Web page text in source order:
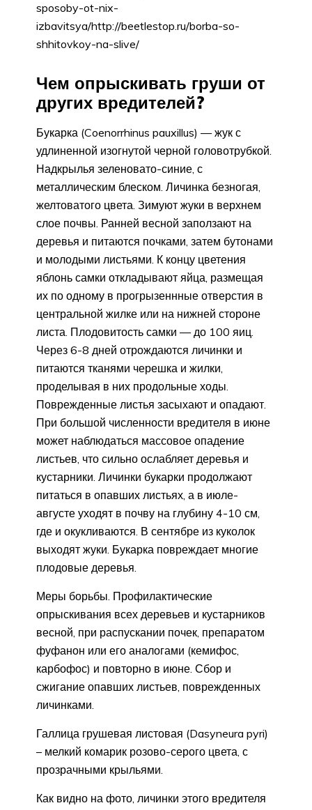
sposoby-ot-nix-
izbavitsya/http://beetlestop.ru/borba-so-
shhitovkoy-na-slive/
Чем опрыскивать груши от
других вредителей?
Букарка (Coenorrhinus pauxillus) — жук с
удлиненной изогнутой черной головотрубкой.
Надкрылья зеленовато-синие, с
металлическим блеском. Личинка безногая,
желтоватого цвета. Зимуют жуки в верхнем
слое почвы. Ранней весной заползают на
деревья и питаются почками, затем бутонами
и молодыми листьями. К концу цветения
яблонь самки откладывают яйца, размещая
их по одному в прогрызеннные отверстия в
центральной жилке или на нижней стороне
листа. Плодовитость самки — до 100 яиц.
Через 6-8 дней отрождаются личинки и
питаются тканями черешка и жилки,
проделывая в них продольные ходы.
Поврежденные листья засыхают и опадают.
При большой численности вредителя в июне
может наблюдаться массовое опадение
листьев, что сильно ослабляет деревья и
кустарники. Личинки букарки продолжают
питаться в опавших листьях, а в июле-
августе уходят в почву на глубину 4-10 см,
где и окукливаются. В сентябре из куколок
выходят жуки. Букарка повреждает многие
плодовые деревья.
Меры борьбы. Профилактические
опрыскивания всех деревьев и кустарников
весной, при распускании почек, препаратом
фуфанон или его аналогами (кемифос,
карбофос) и повторно в июне. Сбор и
сжигание опавших листьев, поврежденных
личинками.
Галлица грушевая листовая (Dasyneura pyri)
– мелкий комарик розово-серого цвета, с
прозрачными крыльями.
Как видно на фото, личинки этого вредителя